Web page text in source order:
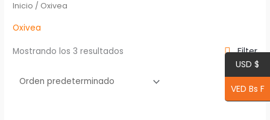
Inicio / Oxivea
Oxivea
Mostrando los 3 resultados Filter
USD $
VED Bs F